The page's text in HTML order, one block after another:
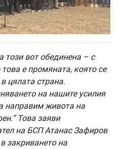
този вот обединена – с
е промяната, която се
цялата страна.
на нашите усилия
направим живота на
Това заяви
на БСП Атанас Зафиров
закриването на